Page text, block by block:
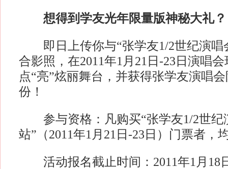
想得到学友光年限量版神秘大礼？
即日上传你与“张学友1/2世纪演唱
合影照，在2011年1月21日-23日演唱
点“亮”炫丽舞台，并获得张学友演唱
份！
参与资格：凡购买“张学友1/2世纪
站”（2011年1月21日-23日）门票者，
活动报名截止时间：2011年1月18